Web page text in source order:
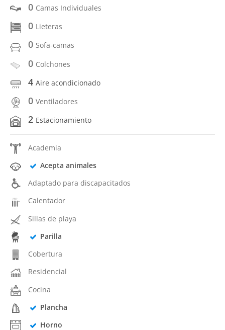
0 Camas Individuales
0 Lieteras
0 Sofa-camas
0 Colchones
4 Aire acondicionado
0 Ventiladores
2 Estacionamiento
Academia
Acepta animales
Adaptado para discapacitados
Calentador
Sillas de playa
Parilla
Cobertura
Residencial
Cocina
Plancha
Horno